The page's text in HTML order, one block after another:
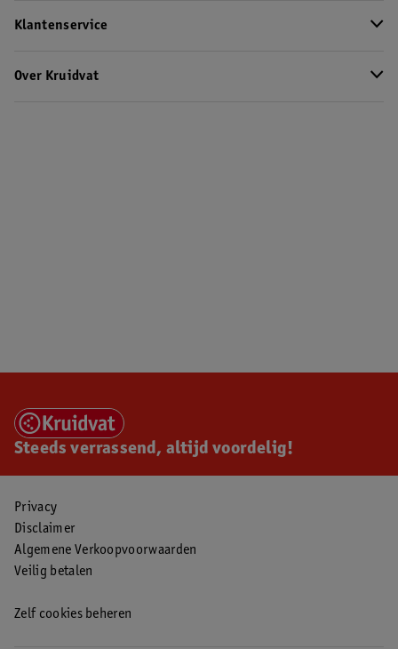
Klantenservice
Over Kruidvat
Steeds verrassend, altijd voordelig!
Privacy
Disclaimer
Algemene Verkoopvoorwaarden
Veilig betalen
Zelf cookies beheren